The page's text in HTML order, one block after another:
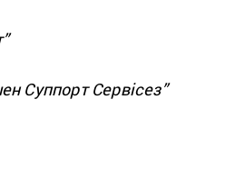
Суппорт Сервісез”